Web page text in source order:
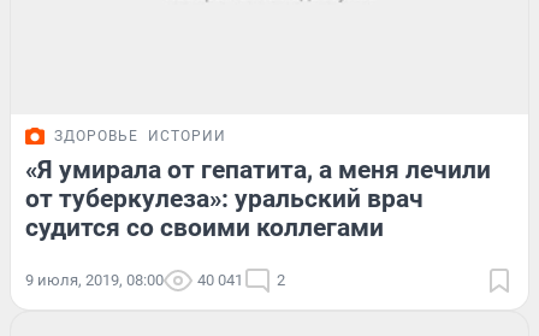
ЗДОРОВЬЕ ИСТОРИИ
«Я умирала от гепатита, а меня лечили
от туберкулеза»: уральский врач
судится со своими коллегами
9 июля, 2019, 08:00 40 041 2